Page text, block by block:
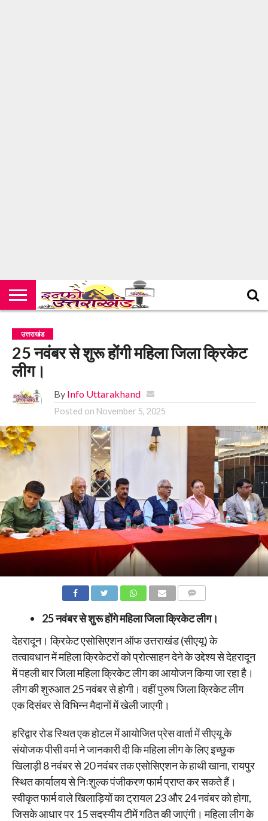
उत्तराखंड
25 नवंबर से शुरू होंगी महिला जिला क्रिकेट
लीग।
By Info Uttarakhand
Posted on November 5, 2025
25 नवंबर से शुरू होंगे महिला जिला क्रिकेट लीग।
देहरादून। क्रिकेट एसोसिएशन ऑफ उत्तराखंड (सीएयू) के
तत्वावधान में महिला क्रिकेटरों को प्रोत्साहन देने के उद्देश्य से देहरादून
में पहली बार जिला महिला क्रिकेट लीग का आयोजन किया जा रहा है।
लीग की शुरुआत 25 नवंबर से होगी। वहीं पुरुष जिला क्रिकेट लीग
एक दिसंबर से विभिन्न मैदानों में खेली जाएगी।
हरिद्वार रोड स्थित एक होटल में आयोजित प्रेस वार्ता में सीएयू के
संयोजक पीसी वर्मा ने जानकारी दी कि महिला लीग के लिए इच्छुक
खिलाड़ी 8 नवंबर से 20 नवंबर तक एसोसिएशन के हाथी खाना, रायपुर
स्थित कार्यालय से निःशुल्क पंजीकरण फार्म प्राप्त कर सकते हैं।
स्वीकृत फार्म वाले खिलाड़ियों का ट्रायल 23 और 24 नवंबर को होगा,
जिसके आधार पर 15 सदस्यीय टीमें गठित की जाएंगी। महिला लीग के